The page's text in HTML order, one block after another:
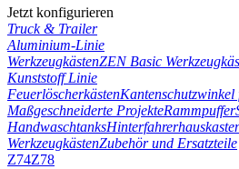
Jetzt konfigurieren
Truck & Trailer
Aluminium-Linie
WerkzeugkästenZEN Basic
Kunststoff Linie
Feuerlöscherkästen
Maßgeschneiderte ProjekteRammpuffer
Handwaschtanks
WerkzeugkästenZubehör und Ersatzteile
Z74Z78